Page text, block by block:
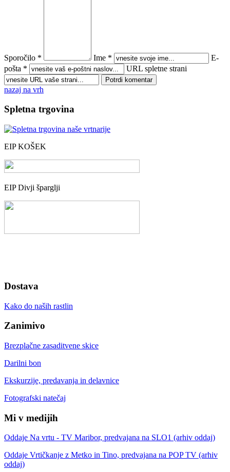
Sporočilo * Ime *
E-
pošta *
URL spletne strani
nazaj na vrh
Spletna trgovina
EIP KOŠEK
EIP Divji šparglji
Dostava
Kako do naših rastlin
Zanimivo
Brezplačne zasaditvene skice
Darilni bon
Ekskurzije, predavanja in delavnice
Fotografski natečaj
Mi v medijih
Oddaje Na vrtu - TV Maribor, predvajana na SLO1 (arhiv oddaj)
Oddaje Vrtičkanje z Metko in Tino, predvajana na POP TV (arhiv
oddaj)